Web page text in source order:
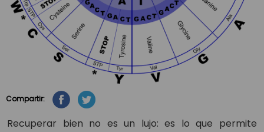
Compartir:
Recuperar bien no es un lujo: es lo que permite